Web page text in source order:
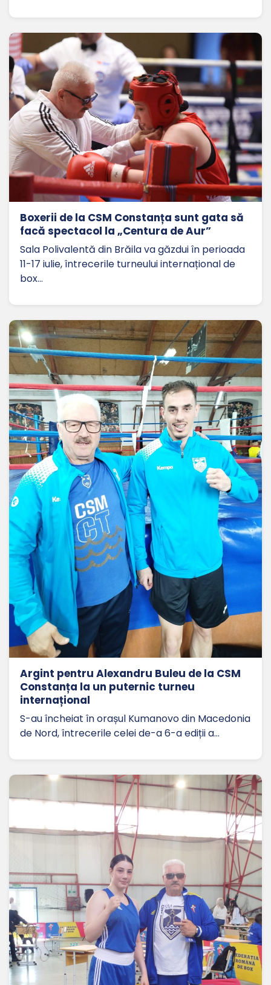
Boxerii de la CSM Constanța sunt gata să
facă spectacol la „Centura de Aur”
Sala Polivalentă din Brăila va găzdui în perioada
11-17 iulie, întrecerile turneului internațional de
box…
Argint pentru Alexandru Buleu de la CSM
Constanța la un puternic turneu
internațional
S-au încheiat în orașul Kumanovo din Macedonia
de Nord, întrecerile celei de-a 6-a ediții a…